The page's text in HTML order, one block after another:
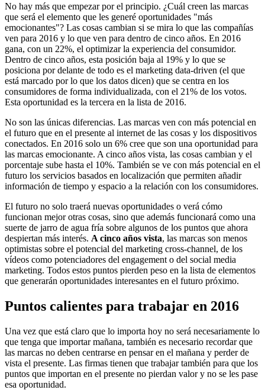
No hay más que empezar por el principio. ¿Cuál creen las marcas
que será el elemento que les generé oportunidades "más
emocionantes"? Las cosas cambian si se mira lo que las compañías
ven para 2016 y lo que ven para dentro de cinco años. En 2016
gana, con un 22%, el optimizar la experiencia del consumidor.
Dentro de cinco años, esta posición baja al 19% y lo que se
posiciona por delante de todo es el marketing data-driven (el que
está marcado por lo que los datos dicen) que se centra en los
consumidores de forma individualizada, con el 21% de los votos.
Esta oportunidad es la tercera en la lista de 2016.
No son las únicas diferencias. Las marcas ven con más potencial en
el futuro que en el presente al internet de las cosas y los dispositivos
conectados. En 2016 solo un 6% cree que son una oportunidad para
las marcas emocionante. A cinco años vista, las cosas cambian y el
porcentaje sube hasta el 10%. También se ve con más potencial en el
futuro los servicios basados en localización que permiten añadir
información de tiempo y espacio a la relación con los consumidores.
El futuro no solo traerá nuevas oportunidades o verá cómo
funcionan mejor otras cosas, sino que además funcionará como una
suerte de jarro de agua fría sobre algunos de los puntos que ahora
despiertan más interés. A cinco años vista, las marcas son menos
optimistas sobre el potencial del marketing cross-channel, de los
vídeos como potenciadores del engagement o del social media
marketing. Todos estos puntos pierden peso en la lista de elementos
que generarán oportunidades interesantes en el futuro próximo.
Puntos calientes para trabajar en 2016
Una vez que está claro que lo importa hoy no será necesariamente lo
que tenga que importar mañana, también es necesario recordar que
las marcas no deben centrarse en pensar en el mañana y perder de
vista el presente. Las firmas tienen que trabajar también para que los
puntos que importan en el presente no pierdan valor y no se les pase
esa oportunidad.